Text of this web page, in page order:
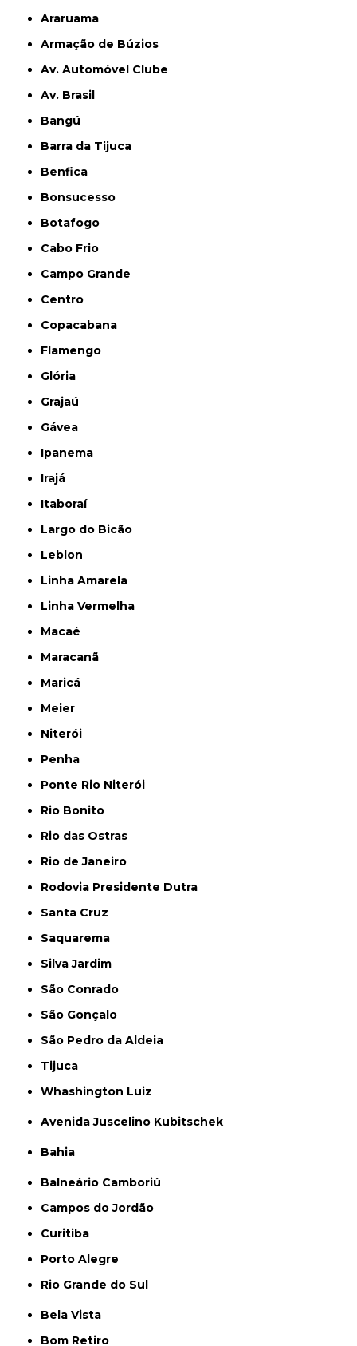
Araruama
Armação de Búzios
Av. Automóvel Clube
Av. Brasil
Bangú
Barra da Tijuca
Benfica
Bonsucesso
Botafogo
Cabo Frio
Campo Grande
Centro
Copacabana
Flamengo
Glória
Grajaú
Gávea
Ipanema
Irajá
Itaboraí
Largo do Bicão
Leblon
Linha Amarela
Linha Vermelha
Macaé
Maracanã
Maricá
Meier
Niterói
Penha
Ponte Rio Niterói
Rio Bonito
Rio das Ostras
Rio de Janeiro
Rodovia Presidente Dutra
Santa Cruz
Saquarema
Silva Jardim
São Conrado
São Gonçalo
São Pedro da Aldeia
Tijuca
Whashington Luiz
Avenida Juscelino Kubitschek
Bahia
Balneário Camboriú
Campos do Jordão
Curitiba
Porto Alegre
Rio Grande do Sul
Bela Vista
Bom Retiro